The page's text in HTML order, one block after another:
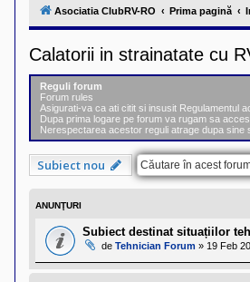
b
V
e
s
Asociatia ClubRV-RO Prima pagină
Calatorii in strainatate cu
Reguli forum
Forum rules
Asigurati-va ca ati citit si insusit Regulamentul
Dupa prima logare pe forum va rugam sa
Nerespectarea acestor reguli atrage dupa sine
Subiect nou
ANUNŢURI
Subiect destinat situațiilor
de Tehnician Forum » 19 Feb